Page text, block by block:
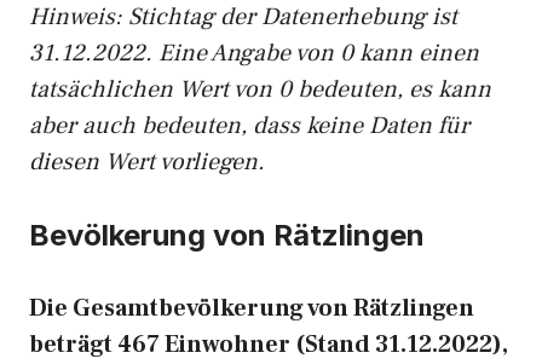
Hinweis: Stichtag der Datenerhebung ist
31.12.2022. Eine Angabe von 0 kann einen
tatsächlichen Wert von 0 bedeuten, es kann
aber auch bedeuten, dass keine Daten für
diesen Wert vorliegen.
Bevölkerung von Rätzlingen
Die Gesamtbevölkerung von Rätzlingen
beträgt 467 Einwohner (Stand 31.12.2022),